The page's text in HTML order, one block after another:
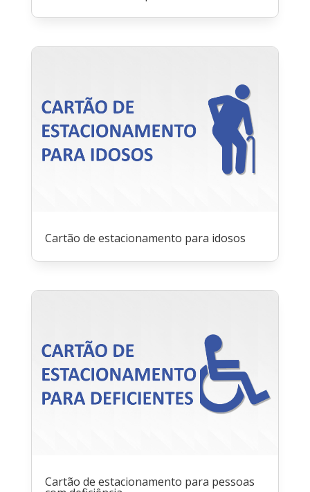
Cartão de estacionamento para idosos
Cartão de estacionamento para pessoas